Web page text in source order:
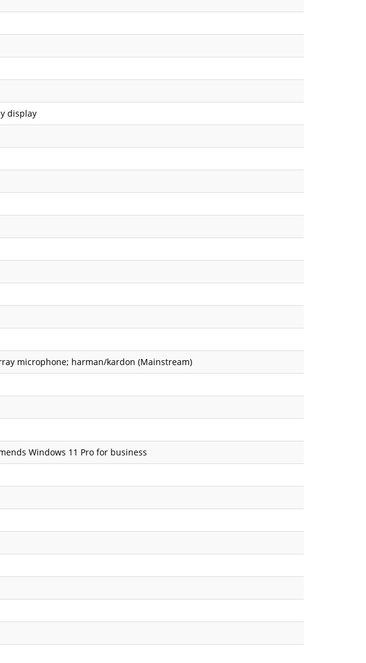
display
microphone; harman/kardon (Mainstream)
Windows 11 Pro for business